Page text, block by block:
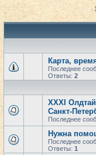
Карта,
Последнее
Ответы: 2
XXXI
Санкт-
Последнее
Нужна
Последнее
Ответы: 1